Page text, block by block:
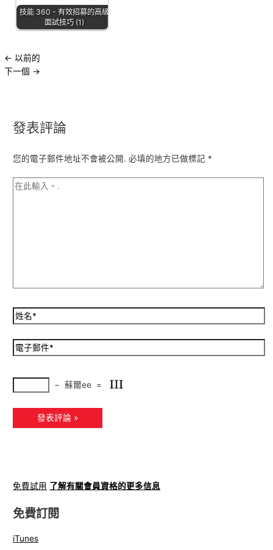
技能 360 - 有效招募的高級
面試技巧 (1)
← 以前的
下一個 →
發表評論
您的電子郵件地址不會被公開. 必填的地方已做標記 *
− 蘇爾ee =
免費試用 了解有關會員資格的更多信息
免費訂閱
iTunes